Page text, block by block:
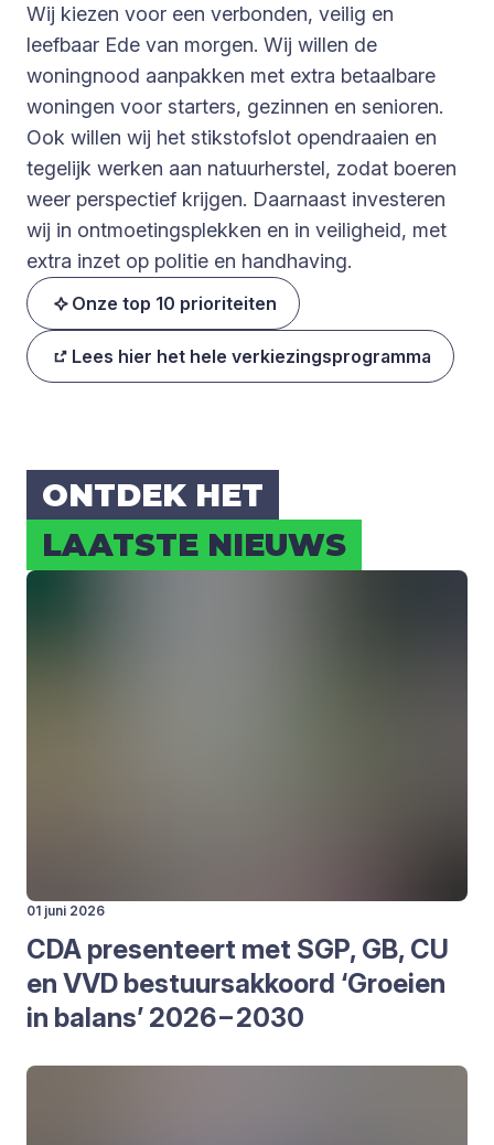
Wij kiezen voor een verbonden, veilig en
leefbaar Ede van morgen. Wij willen de
woningnood aanpakken met extra betaalbare
woningen voor starters, gezinnen en senioren.
Ook willen wij het stikstofslot opendraaien en
tegelijk werken aan natuurherstel, zodat boeren
weer perspectief krijgen. Daarnaast investeren
wij in ontmoetingsplekken en in veiligheid, met
extra inzet op politie en handhaving.
Onze top 10 prioriteiten
Lees hier het hele verkiezingsprogramma
ONT­DEK HET
LAAT­STE NIEUWS
01 juni 2026
CDA pre­sen­teert met SGP, GB, CU
en VVD bestuurs­ak­koord ‘Groei­en
in balans’ 2026–2030